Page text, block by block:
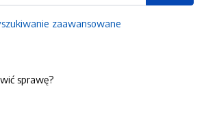
zaawansowane
sprawę?